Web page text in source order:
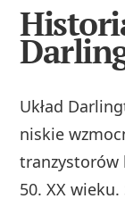
Układ
niskie
tranzystorów
50. XX